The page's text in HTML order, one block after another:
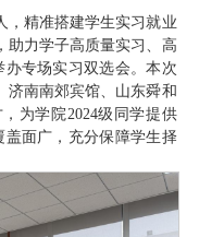
，精准搭建学生实习就业
助力学子高质量实习、高
专场实习双选会。本次
济南南郊宾馆、山东舜和
为学院2024级同学提供
盖面广，充分保障学生择